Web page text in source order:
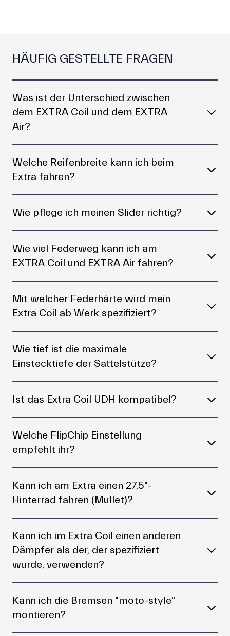
HÄUFIG GESTELLTE FRAGEN
Was ist der Unterschied zwischen
dem EXTRA Coil und dem EXTRA
Air?
Welche Reifenbreite kann ich beim
Extra fahren?
Wie pflege ich meinen Slider richtig?
Wie viel Federweg kann ich am
EXTRA Coil und EXTRA Air fahren?
Mit welcher Federhärte wird mein
Extra Coil ab Werk spezifiziert?
Wie tief ist die maximale
Einstecktiefe der Sattelstütze?
Ist das Extra Coil UDH kompatibel?
Welche FlipChip Einstellung
empfehlt ihr?
Kann ich am Extra einen 27,5"-
Hinterrad fahren (Mullet)?
Kann ich im Extra Coil einen anderen
Dämpfer als der, der spezifiziert
wurde, verwenden?
Kann ich die Bremsen "moto-style"
montieren?